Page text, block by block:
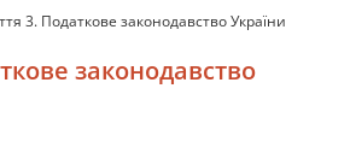
3. Податкове законодавство України
законодавство